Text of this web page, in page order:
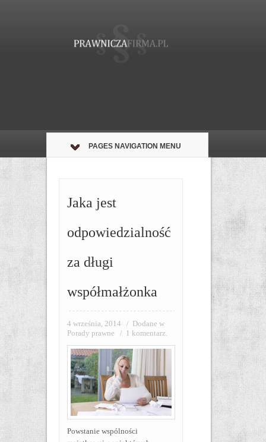
PAGES NAVIGATION MENU
Jaka jest
odpowiedzialność
za długi
współmałżonka
4 września, 2014 / Dodane w
Porady prawne
/ 1 komentarz.
Powstanie wspólności